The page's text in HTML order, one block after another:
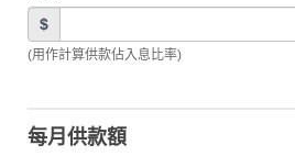
$
(用作計算供款佔入息比率)
每月供款額